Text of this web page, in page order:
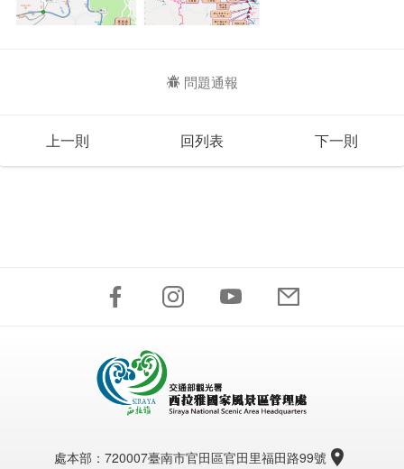
問題通報
上一則 回列表 下一則
處本部： 720007臺南市官田區官田里福田路99號